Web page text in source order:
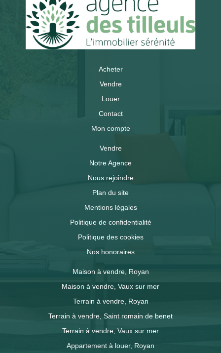
Acheter
Vendre
Louer
Contact
Mon compte
Vendre
Notre Agence
Nous rejoindre
Plan du site
Mentions légales
Politique de confidentialité
Politique des cookies
Nos honoraires
Maison à vendre, Royan
Maison à vendre, Vaux sur mer
Terrain à vendre, Royan
Terrain à vendre, Saint romain de benet
Terrain à vendre, Vaux sur mer
Appartement à louer, Royan